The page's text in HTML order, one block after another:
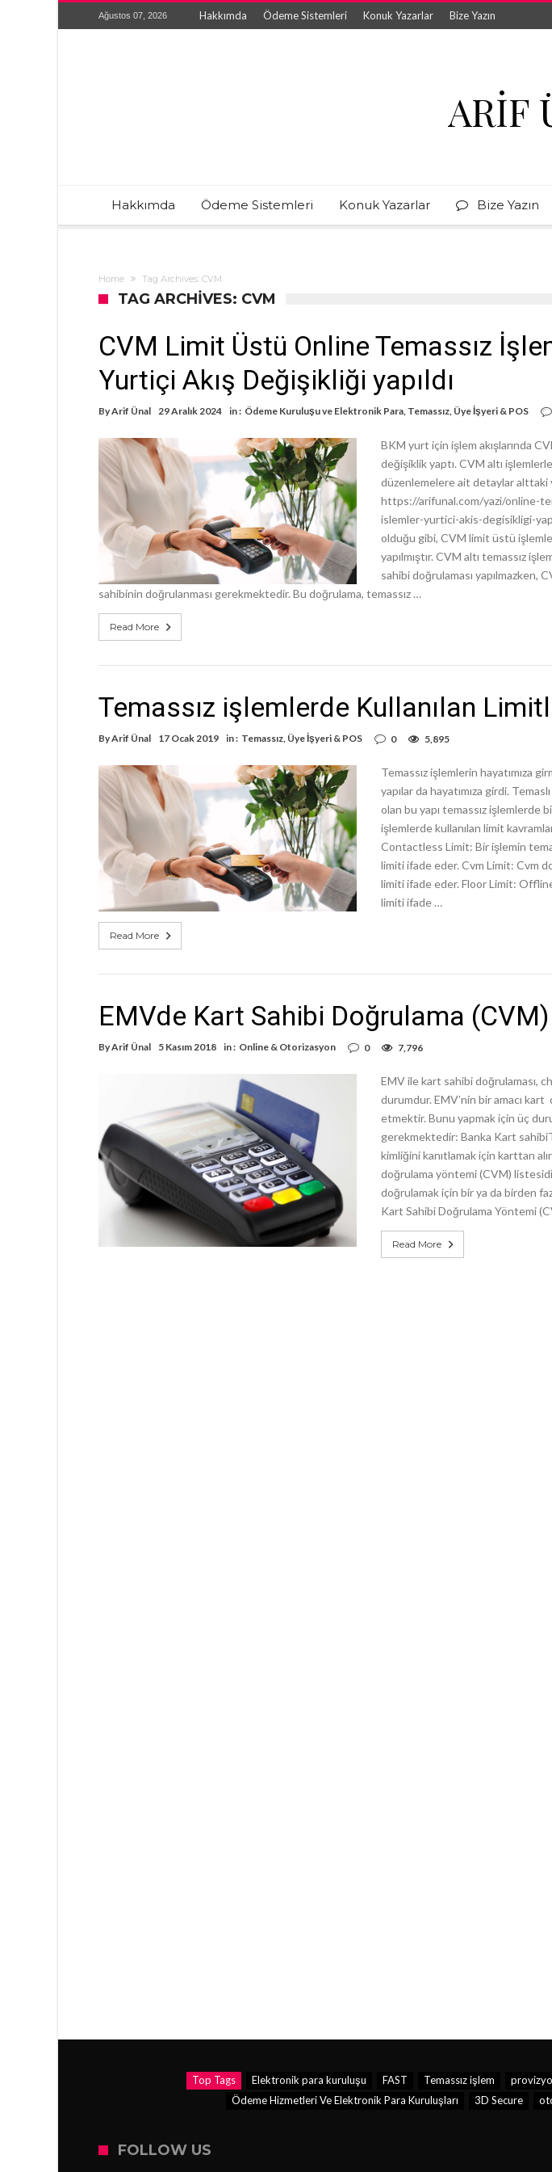
Ağustos 07, 2026 Hakkımda Ödeme Sistemleri Konuk Yazarlar Bize Yazın
ARIF
Hakkımda Ödeme Sistemleri Konuk Yazarlar Bize Yazın
Home Tag Archives: CVM
TAG ARCHIVES: CVM
CVM Limit Üstü Online Temassız
Yurtiçi Akış Değişikliği yapıldı
ByArif Ünal 29 Aralık 2024 in : Ödeme Kuruluşu ve Elektronik Para, Temassız, Üye İşyeri & POS
BKM yurt için işlem akışlarında
değişiklik yaptı. CVM altı
düzenlemelere ait detaylar alttaki
https://arifunal.com/yazi/online-
islemler-yurtici-akis-degisikligi-
olduğu gibi, CVM limit üstü
yapılmıştır. CVM altı temassız
sahibi doğrulaması yapılmazken,
sahibinin doğrulanması gerekmektedir. Bu doğrulama, temassız …
Read More
Temassız işlemlerde Kullanılan
ByArif Ünal 17 Ocak 2019 in : Temassız, Üye İşyeri & POS 0 5,895
Temassız işlemlerin hayatımıza
yapılar da hayatımıza girdi.
olan bu yapı temassız işlemlerde
işlemlerde kullanılan limit
Contactless Limit: Bir işlemin
limiti ifade eder. Cvm Limit: Cvm
limiti ifade eder. Floor Limit:
limiti ifade …
Read More
EMVde Kart Sahibi Doğrulama (CVM)
ByArif Ünal 5 Kasım 2018 in : Online & Otorizasyon 0 7,796
EMV ile kart sahibi doğrulaması,
durumdur. EMV’nin bir amacı kart
etmektir. Bunu yapmak için üç
gerekmektedir: Banka Kart
kimliğini kanıtlamak için karttan
doğrulama yöntemi (CVM)
doğrulamak için bir ya da birden
Kart Sahibi Doğrulama Yöntemi
Read More
Top Tags Elektronik para kuruluşu FAST Temassız işlem
Ödeme Hizmetleri Ve Elektronik Para Kuruluşları
3D Secure
FOLLOW US